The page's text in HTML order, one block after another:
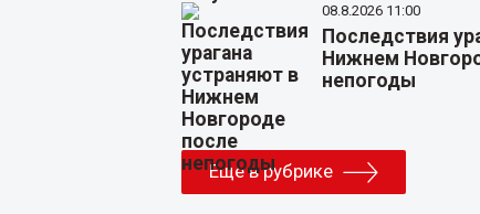
08.8.2026 11:00
Последствия
Нижнем
непогоды
Еще в рубрике